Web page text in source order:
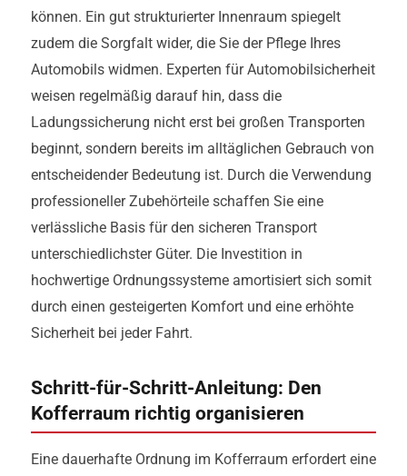
können. Ein gut strukturierter Innenraum spiegelt
zudem die Sorgfalt wider, die Sie der Pflege Ihres
Automobils widmen. Experten für Automobilsicherheit
weisen regelmäßig darauf hin, dass die
Ladungssicherung nicht erst bei großen Transporten
beginnt, sondern bereits im alltäglichen Gebrauch von
entscheidender Bedeutung ist. Durch die Verwendung
professioneller Zubehörteile schaffen Sie eine
verlässliche Basis für den sicheren Transport
unterschiedlichster Güter. Die Investition in
hochwertige Ordnungssysteme amortisiert sich somit
durch einen gesteigerten Komfort und eine erhöhte
Sicherheit bei jeder Fahrt.
Schritt-für-Schritt-Anleitung: Den
Kofferraum richtig organisieren
Eine dauerhafte Ordnung im Kofferraum erfordert eine